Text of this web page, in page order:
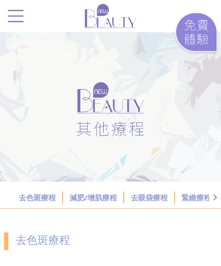
.
去色斑療程 減肥/增肌療程 去眼袋療程 緊緻療程
去色斑療程